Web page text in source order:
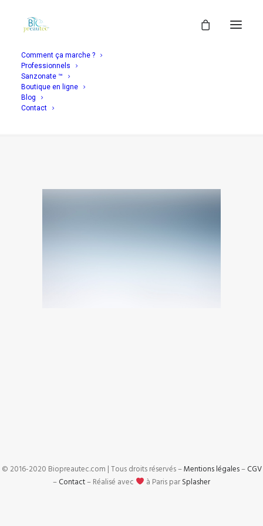
Comment ça marche ?
Professionnels
Sanzonate ™
Boutique en ligne
Blog
Contact
Accueil
© 2016-2020 Biopreautec.com | Tous droits réservés –Mentions légales–CGV
–Contact– Réalisé avec à Paris parSplasher